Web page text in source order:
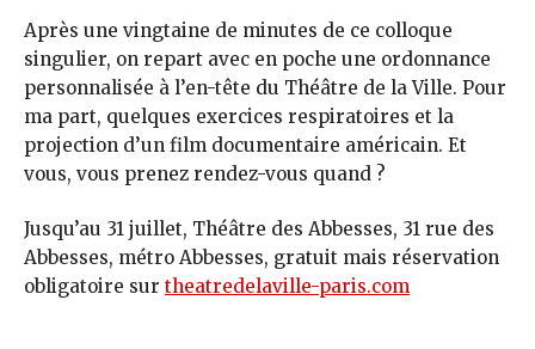
Après une vingtaine de minutes de ce colloque
singulier, on repart avec en poche une ordonnance
personna­lisée à l’en-tête du Théâtre de la Ville. Pour
ma part, quelques exercices respiratoires et la
projection d’un film documentaire américain. Et
vous, vous prenez rendez-vous quand ?
Jusqu’au 31 juillet, Théâtre des Abbesses, 31 rue des
Abbesses, métro Abbesses, gratuit mais réservation
obligatoire sur theatredelaville-paris.com